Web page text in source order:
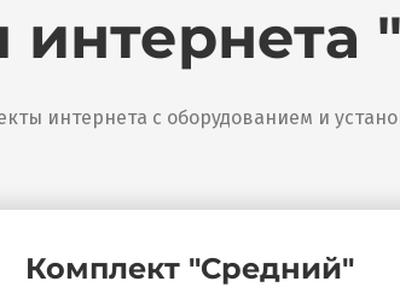
интернета
интернета с оборудованием и
Комплект "Средний"